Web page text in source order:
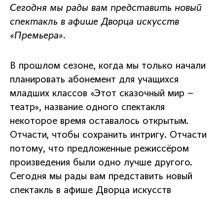
Сегодня мы рады вам представить новый
спектакль в афише Дворца искусств
«Премьера».
В прошлом сезоне, когда мы только начали
планировать абонемент для учащихся
младших классов «Этот сказочный мир –
театр», название одного спектакля
некоторое время оставалось открытым.
Отчасти, чтобы сохранить интригу. Отчасти
потому, что предложенные режиссёром
произведения были одно лучше другого.
Сегодня мы рады вам представить новый
спектакль в афише Дворца искусств